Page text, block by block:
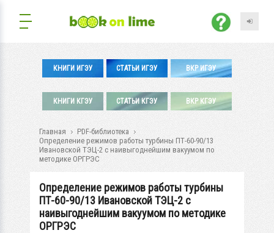
КНИГИ ИГЭУ СТАТЬИ ИГЭУ ВКР ИГЭУ
КНИГИ КГЭУ СТАТЬИ КГЭУ ВКР КГЭУ
Главная
PDF-библиотека
Определение режимов работы турбины ПТ-60-90/13
Ивановской ТЭЦ-2 с наивыгоднейшим вакуумом по
методике ОРГРЭС
Определение режимов работы турбины
ПТ-60-90/13 Ивановской ТЭЦ-2 с
наивыгоднейшим вакуумом по методике
ОРГРЭС